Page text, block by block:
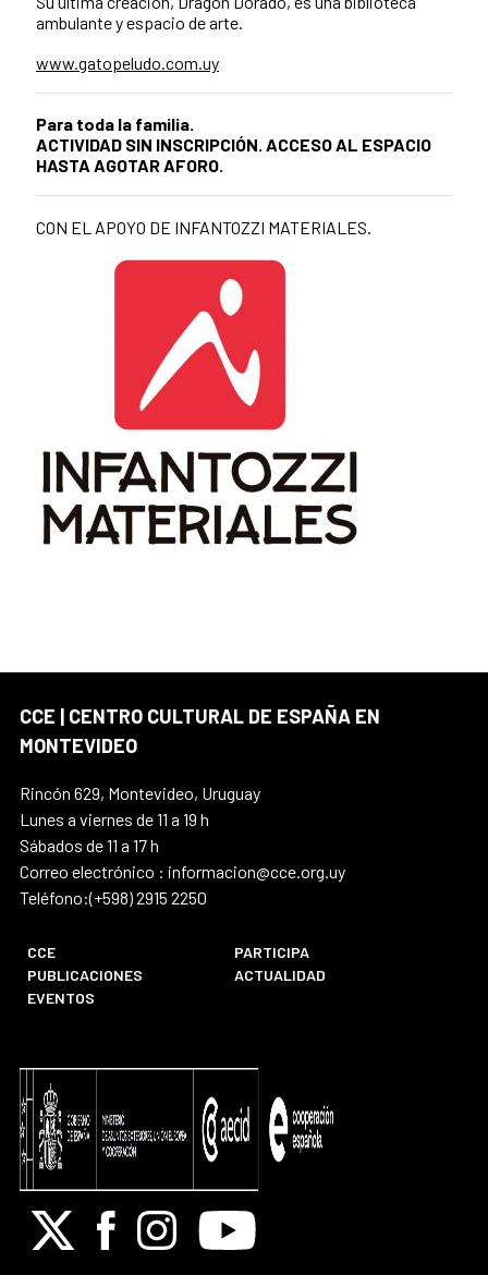
ambulante y espacio de arte.
www.gatopeludo.com.uy
Para toda la familia.
ACTIVIDAD SIN INSCRIPCIÓN. ACCESO AL ESPACIO
HASTA AGOTAR AFORO.
CON EL APOYO DE INFANTOZZI MATERIALES.
CCE | CENTRO CULTURAL DE ESPAÑA EN
MONTEVIDEO
Rincón 629, Montevideo, Uruguay
Lunes a viernes de 11 a 19 h
Sábados de 11 a 17 h
Correo electrónico : informacion@cce.org.uy
Teléfono:(+598) 2915 2250
CCE
PARTICIPA
PUBLICACIONES
ACTUALIDAD
EVENTOS
X FacebookInstagramYoutube